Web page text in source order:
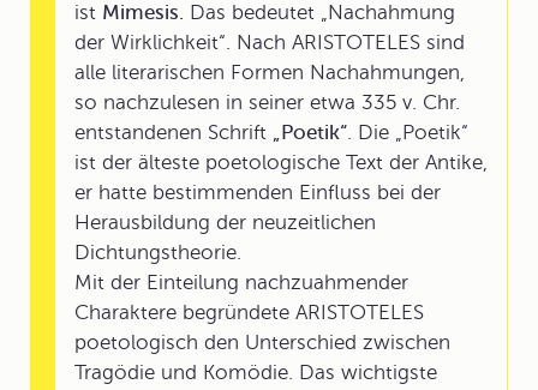
ist Mimesis. Das bedeutet „Nachahmung
der Wirklichkeit“. Nach ARISTOTELES sind
alle literarischen Formen Nachahmungen,
so nachzulesen in seiner etwa 335 v. Chr.
entstandenen Schrift „Poetik“. Die „Poetik“
ist der älteste poetologische Text der Antike,
er hatte bestimmenden Einfluss bei der
Herausbildung der neuzeitlichen
Dichtungstheorie.
Mit der Einteilung nachzuahmender
Charaktere begründete ARISTOTELES
poetologisch den Unterschied zwischen
Tragödie und Komödie. Das wichtigste